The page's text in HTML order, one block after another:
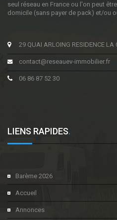
seul réseau en France ou l'on peut
domicile (sans payer de pack) et/ou
29 QUAI ARLOING RESIDENCE LA
contact@reseauev-immobilier.fr
06 86 87 52 30
LIENS RAPIDES.
Barème 2026
Accueil
Annonces